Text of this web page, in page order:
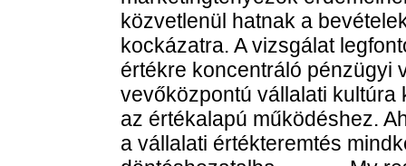
közvetlenül hatnak a
kockázatra. A vizsgálat
értékre koncentráló pénzügyi
vevőközpontú vállalati
az értékalapú működéshez.
a vállalati értékteremtés